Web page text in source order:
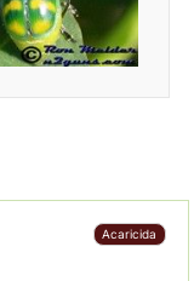
Acaricida